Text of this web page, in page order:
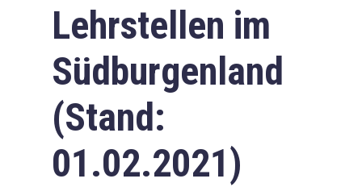
Lehrstellen im
Südburgenland
(Stand:
01.02.2021)